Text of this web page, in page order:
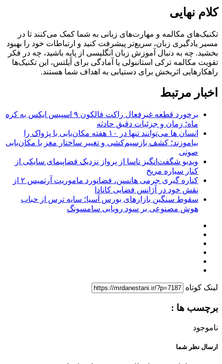
کلام نهایی
تکنیک‌های مکالمه و مهارت‌های زبانی به شما کمک می‌کنند تا در
مسیر یادگیری زبان، سریع‌تر پیشرفت کنید و ارتباطات خود را بهبود
بخشید. چه به دنبال آموزش زبان انگلیسی از پایه باشید، چه در فکر
تقویت مکالمه ترکی استانبولی یا آمادگی برای آیلتس، این تکنیک‌ها
راهکارهایی اثربخش برای دستیابی به اهداف شما هستند.
اخبار مرتبط
برخورد قطعه غیرفعال راکت فالکون ۹ اسپیس ایکس به کره
ماه؛ زمان و جزئیات دقیق حادثه
انسان‌ ها می‌توانند تنها در ۱۰ هفته مکان‌یابی با پژواک را
بیاموزند؛ کشف بازسیم‌کشی و تغییر ساختار مغز با مکان‌یابی
صوتی
ویدیو شگفت‌انگیز ناسا از پرواز نزدیک فضاپیمای سایکی از
کنار سیاره مریخ
کناره‌ گیری جرمی هانسن، فضانورد ماموریت آرتمیس ۲ از
نقش خود در آژانس فضایی کانادا
سقوط سنگین بازارهای بورس آسیا؛ سایه ترس از حباب
هوش مصنوعی بر سود رویایی سامسونگ
لینک کوتاه
برچسب ها :
ناموجود
ارسال نظر شما